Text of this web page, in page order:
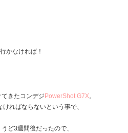
かなければ！
きたコンデジPowerShot G7X 。
ればならないという事で、
ど3週間後だったので、